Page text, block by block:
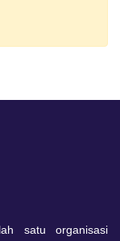
satu organisasi